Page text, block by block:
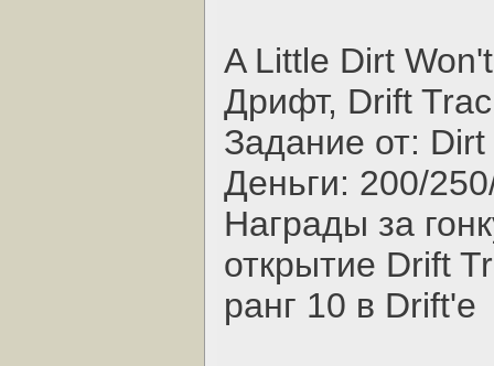
A Little Dirt
Дрифт, Drift
Задание от: Dirt
Деньги: 200/
Награды за
открытие Drift
ранг 10 в Drift'е